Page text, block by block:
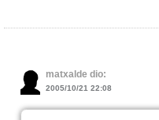
matxalde dio:
2005/10/21 22:08